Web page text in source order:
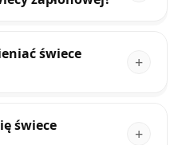
świece
świece